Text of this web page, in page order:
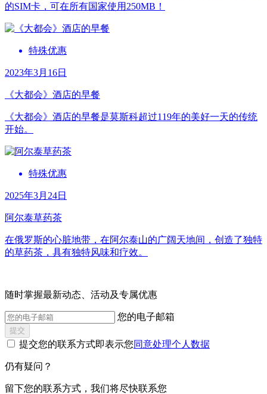
的SIM卡，可在所有国家使用250MB！
特殊优惠
2023年3月16日
《大都会》酒店的早餐
《大都会》酒店的早餐是莫斯科超过119年的美好一天的传统
开始。
特殊优惠
2025年3月24日
阿尔泰草药茶
在俄罗斯的心脏地带，在阿尔泰山的广阔天地间，创造了独特
的草药茶，具有独特风味和疗效。
随时掌握最新动态、活动及专属优惠
您的电子邮箱
提交
提交您的联系方式即表示您同意处理个人数据
仍有疑问？
‌留下您的联系方式，我们将尽快联系您